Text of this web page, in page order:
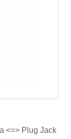
<=> Plug Jack